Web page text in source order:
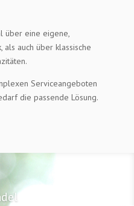
über eine eigene,
auch über klassische
Serviceangeboten
die passende Lösung.